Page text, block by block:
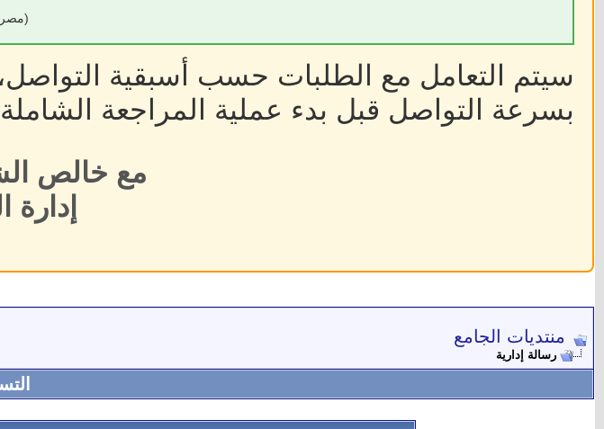
(مصر
سيتم التعامل مع الطلبات حسب أسبقية
بسرعة التواصل قبل بدء عملية المراجعة
مع خالص
إدارة
منتديات الجامع
رسالة إدارية